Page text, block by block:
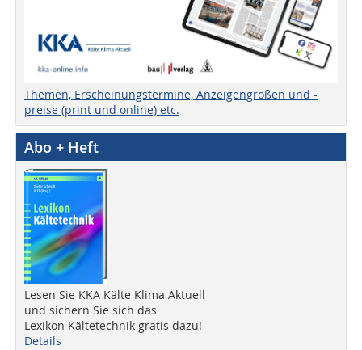
Themen, Erscheinungstermine, Anzeigengrößen und -
preise (print und online) etc.
Abo + Heft
Lesen Sie KKA Kälte Klima Aktuell
und sichern Sie sich das
Lexikon Kältetechnik gratis dazu!
Details